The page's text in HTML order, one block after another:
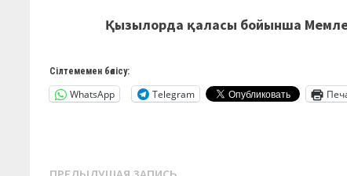
Қызылорда қаласы бойынша
Сілтемемен бөлісу:
WhatsApp Telegram